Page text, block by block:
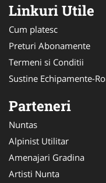
Linkuri Utile
Cum platesc
Preturi Abonamente
Termeni si Conditii
Sustine Echipamente-
Parteneri
Nuntas
Alpinist Utilitar
Amenajari Gradina
Artisti Nunta